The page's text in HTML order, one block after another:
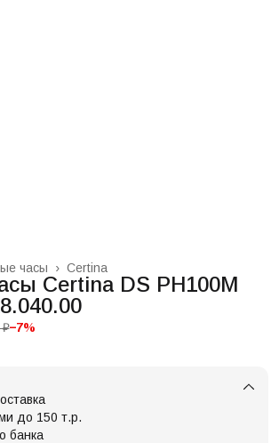
Certina
часы ›
Certina DS PH100M
₽−7%
до 150 т.р.
банка